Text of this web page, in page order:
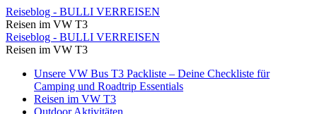
⋆
Reiseblog
-
BULLI
VERREISEN
Reiseblog - BULLI VERREISEN
Reisen im VW T3
⋆
Reiseblog
BULLI
Reiseblog - BULLI VERREISEN
Reisen im VW T3
Skip
content
Unsere VW Bus T3 Packliste – Deine Checkliste für
Camping und Roadtrip Essentials
Reisen im VW T3
Outdoor Aktivitäten